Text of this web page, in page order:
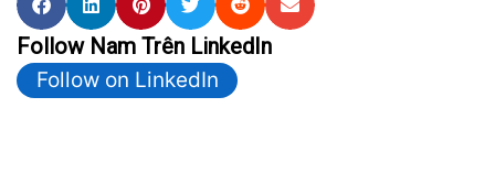
Follow Nam Trên LinkedIn
Follow on LinkedIn